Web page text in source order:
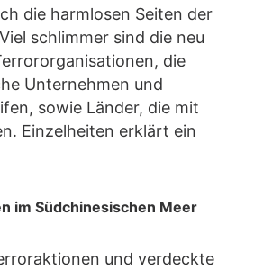
die harmlosen Seiten der
schlimmer sind die neu
die
Unternehmen und
sowie Länder, die mit
Einzelheiten erklärt ein
im Südchinesischen Meer
und verdeckte